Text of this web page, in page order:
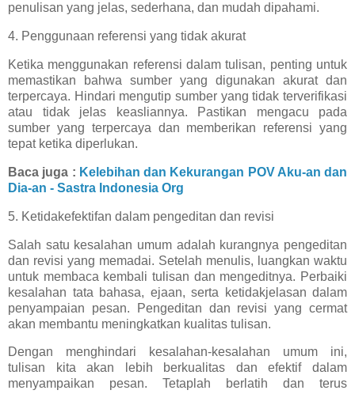
penulisan yang jelas, sederhana, dan mudah dipahami.
4. Penggunaan referensi yang tidak akurat
Ketika menggunakan referensi dalam tulisan, penting untuk
memastikan bahwa sumber yang digunakan akurat dan
terpercaya. Hindari mengutip sumber yang tidak terverifikasi
atau tidak jelas keasliannya. Pastikan mengacu pada
sumber yang terpercaya dan memberikan referensi yang
tepat ketika diperlukan.
Baca juga : Kelebihan dan Kekurangan POV Aku-an dan
Dia-an - Sastra Indonesia Org
5. Ketidakefektifan dalam pengeditan dan revisi
Salah satu kesalahan umum adalah kurangnya pengeditan
dan revisi yang memadai. Setelah menulis, luangkan waktu
untuk membaca kembali tulisan dan mengeditnya. Perbaiki
kesalahan tata bahasa, ejaan, serta ketidakjelasan dalam
penyampaian pesan. Pengeditan dan revisi yang cermat
akan membantu meningkatkan kualitas tulisan.
Dengan menghindari kesalahan-kesalahan umum ini,
tulisan kita akan lebih berkualitas dan efektif dalam
menyampaikan pesan. Tetaplah berlatih dan terus